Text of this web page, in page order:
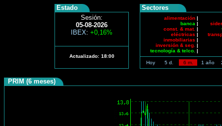
Estado
Sesión:
05-08-2026
IBEX: +0,16%
Actualizado: 18:00
Sectores
alimentación |
banca |
const. & mat. |
eléctricas |
inmobiliarias |
inversión & seg. |
tecnología & telco. |
Hoy 5 d. 6 m. 1 año
PRIM (6 meses)